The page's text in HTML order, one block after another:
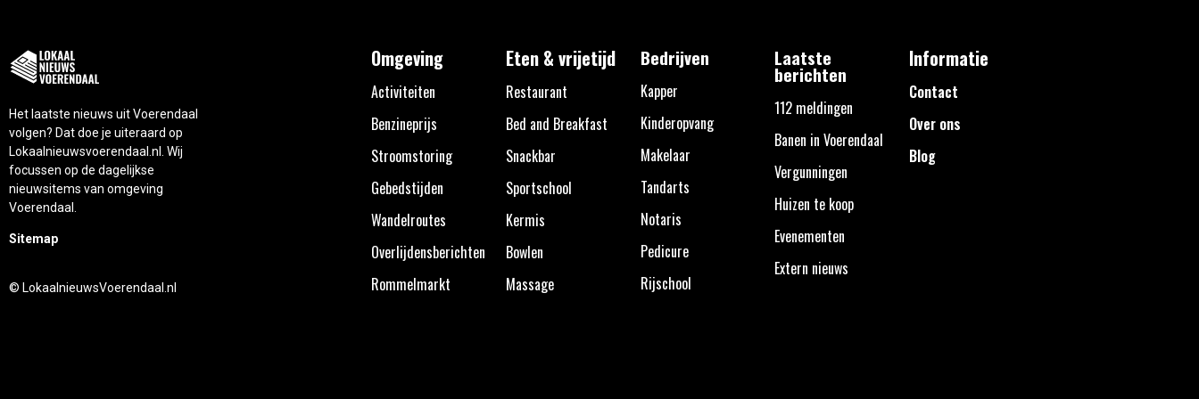
Het laatste nieuws uit Voerendaal
volgen? Dat doe je uiteraard op
Lokaalnieuwsvoerendaal.nl. Wij
focussen op de dagelijkse
nieuwsitems van omgeving
Voerendaal.
Sitemap
© LokaalnieuwsVoerendaal.nl
Omgeving
Activiteiten
Benzineprijs
Stroomstoring
Gebedstijden
Wandelroutes
Overlijdensberichten
Rommelmarkt
Eten & vrijetijd
Restaurant
Bed and Breakfast
Snackbar
Sportschool
Kermis
Bowlen
Massage
Bedrijven
Kapper
Kinderopvang
Makelaar
Tandarts
Notaris
Pedicure
Rijschool
Laatste
berichten
112 meldingen
Banen in Voerendaal
Vergunningen
Huizen te koop
Evenementen
Extern nieuws
Informatie
Contact
Over ons
Blog